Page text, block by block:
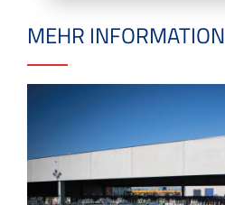
MEHR INFORMATION